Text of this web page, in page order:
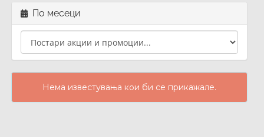
По месеци
Нема известувања кои би се прикажале.